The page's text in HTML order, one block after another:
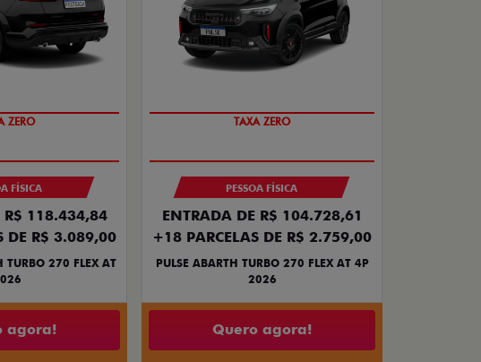
FIAT 0KM
FÍSICA
R$ 118.434,84
DE R$ 3.089,00
TURBO 270 FLEX AT
agora!
SAIA DE FIAT 0KM
PESSOA FÍSICA
ENTRADA DE R$ 104.728,61
+18 PARCELAS DE R$ 2.759,00
PULSE ABARTH TURBO 270 FLEX AT 4P
2026
Quero agora!